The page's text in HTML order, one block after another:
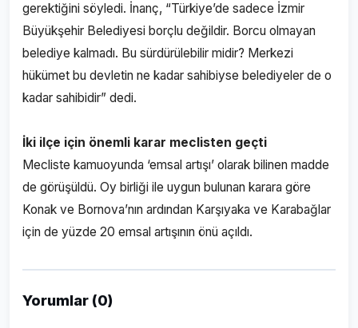
gerektiğini söyledi. İnanç, “Türkiye’de sadece İzmir
Büyükşehir Belediyesi borçlu değildir. Borcu olmayan
belediye kalmadı. Bu sürdürülebilir midir? Merkezi
hükümet bu devletin ne kadar sahibiyse belediyeler de o
kadar sahibidir” dedi.
İki ilçe için önemli karar meclisten geçti
Mecliste kamuoyunda ‘emsal artışı’ olarak bilinen madde
de görüşüldü. Oy birliği ile uygun bulunan karara göre
Konak ve Bornova’nın ardından Karşıyaka ve Karabağlar
için de yüzde 20 emsal artışının önü açıldı.
Yorumlar (0)